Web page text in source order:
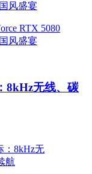
8kHz无线、碳